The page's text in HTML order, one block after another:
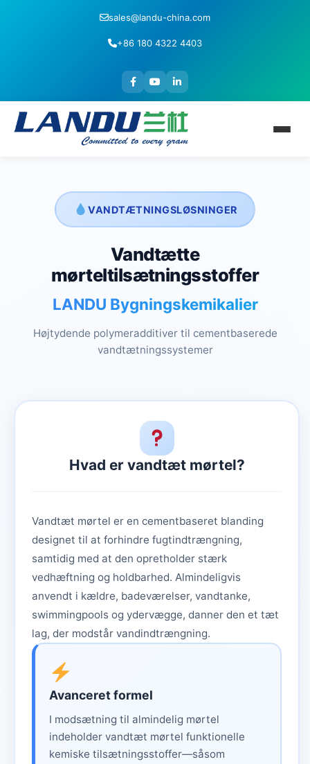
sales@landu-china.com
+86 180 4322 4403
VANDTÆTNINGSLØSNINGER
Vandtætte
mørteltilsætningsstoffer
LANDU Bygningskemikalier
Højtydende polymeradditiver til cementbaserede
vandtætningssystemer
Hvad er vandtæt mørtel?
Vandtæt mørtel er en cementbaseret blanding
designet til at forhindre fugtindtrængning,
samtidig med at den opretholder stærk
vedhæftning og holdbarhed. Almindeligvis
anvendt i kældre, badeværelser, vandtanke,
swimmingpools og ydervægge, danner den et tæt
lag, der modstår vandindtrængning.
Avanceret formel
I modsætning til almindelig mørtel
indeholder vandtæt mørtel funktionelle
kemiske tilsætningsstoffer—såsom